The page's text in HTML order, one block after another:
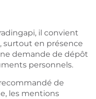
il convient
surtout en présence
demande de dépôt
personnels.
de
les mentions